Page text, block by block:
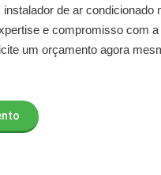
instalador de ar
e compromisso com
um orçamento agora